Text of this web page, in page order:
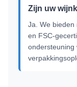
Zijn uw
Ja. We bieden
en FSC-
ondersteuning